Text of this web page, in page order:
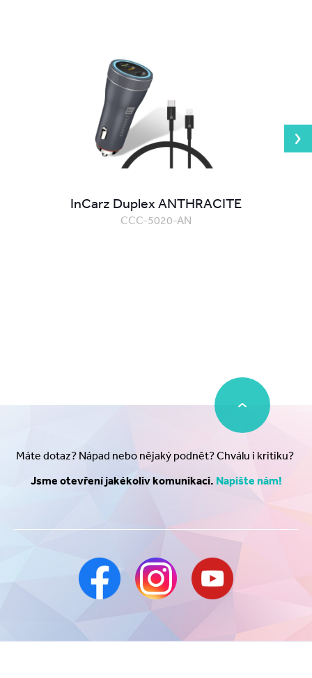
InCarz Duplex ANTHRACITE
CCC-5020-AN
Máte dotaz? Nápad nebo nějaký podnět? Chválu i kritiku?
Jsme otevření jakékoliv komunikaci. Napište nám!